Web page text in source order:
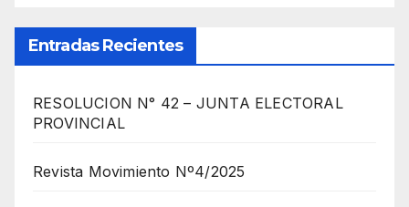
Entradas Recientes
RESOLUCION N° 42 – JUNTA ELECTORAL
PROVINCIAL
Revista Movimiento Nº4/2025